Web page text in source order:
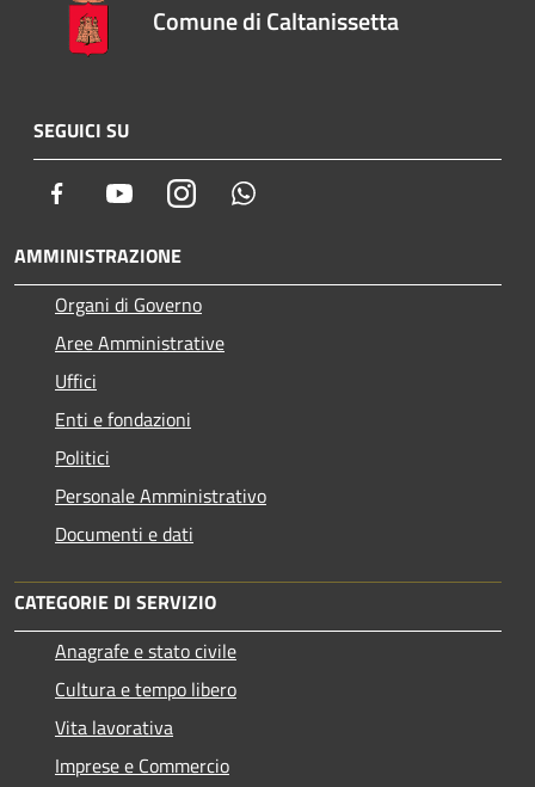
Comune di Caltanissetta
SEGUICI SU
Facebook YoutubeInstagram
AMMINISTRAZIONE
Organi di Governo
Aree Amministrative
Uffici
Enti e fondazioni
Politici
Personale Amministrativo
Documenti e dati
CATEGORIE DI SERVIZIO
Anagrafe e stato civile
Cultura e tempo libero
Vita lavorativa
Imprese e Commercio